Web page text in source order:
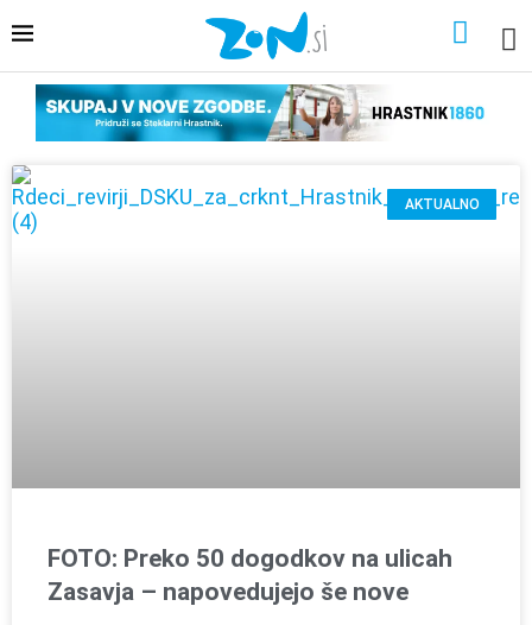
AKTUALNO
FOTO: Preko 50 dogodkov na ulicah
Zasavja – napovedujejo še nove